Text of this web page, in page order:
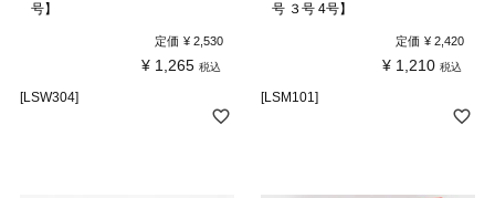
号】
定価 ¥ 2,530
¥ 1,265 税込
[LSW304]
号 ３号 4号】
定価 ¥ 2,420
¥ 1,210 税込
[LSM101]